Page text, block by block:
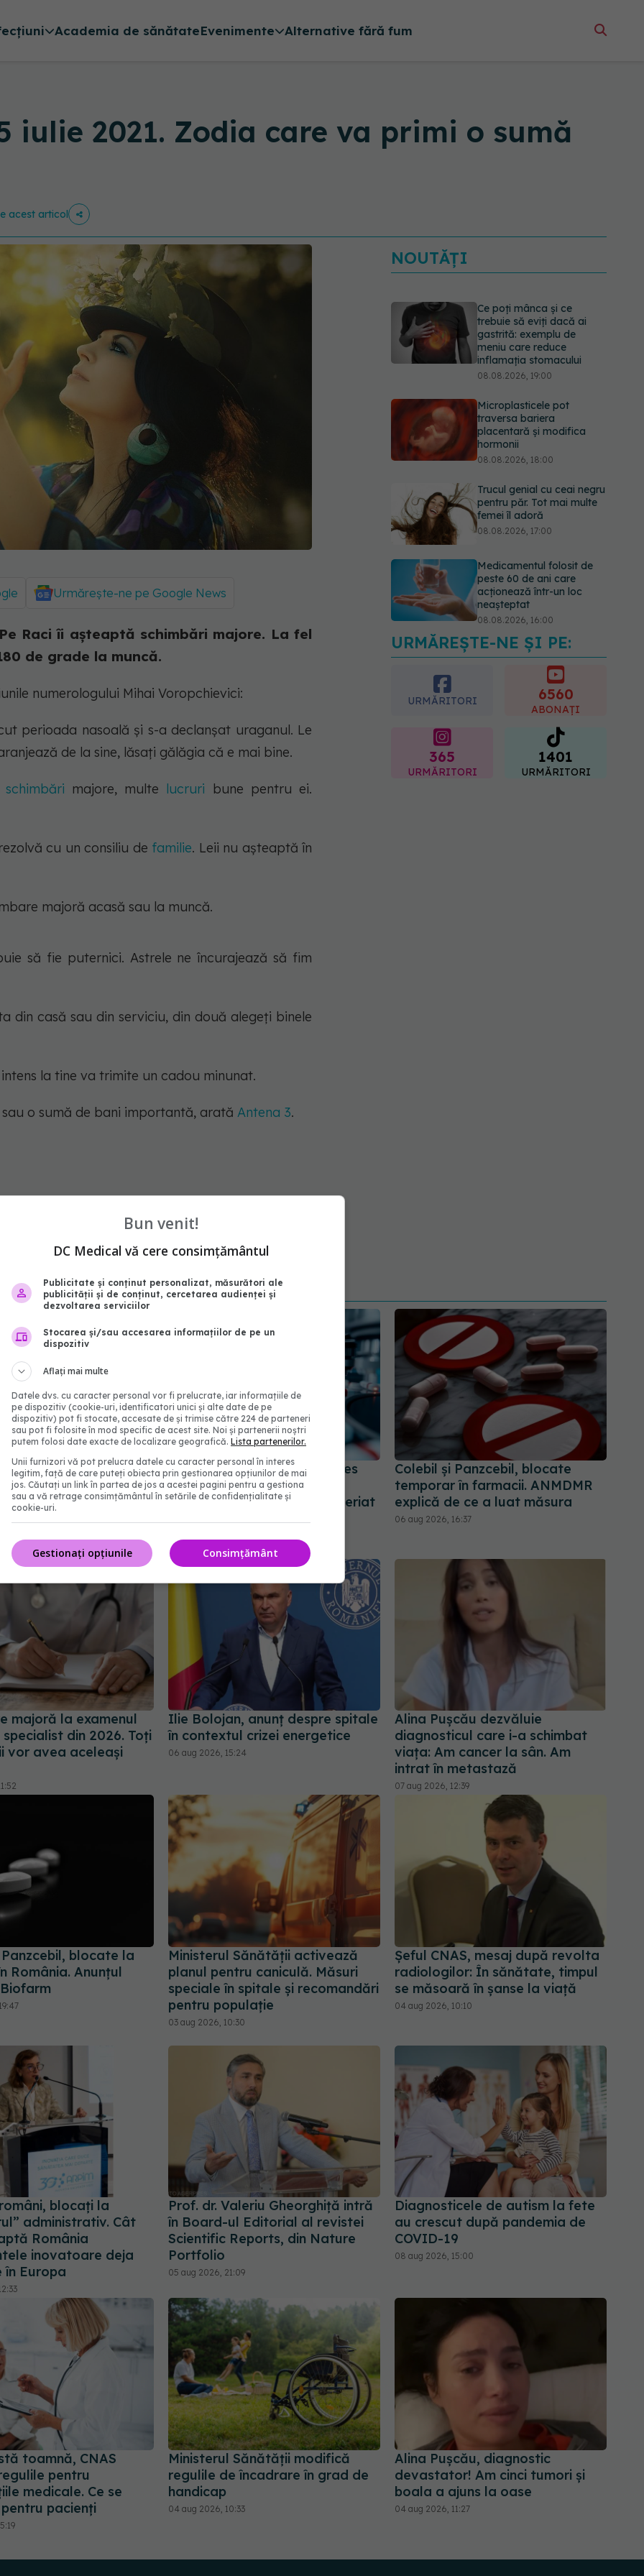
Academia de sănătateEvenimente Alternative fără fum
iulie 2021. Zodia care va primi o sumă
acest articol
Urmărește-ne pe Google News
Raci îi așteaptă schimbări majore. La fel
de grade la muncă.
numerologului Mihai Voropchievici:
perioada nasoală și s-a declanșat uraganul. Le
de la sine, lăsați gălăgia că e mai bine.
schimbări majore, multe lucruri
bune pentru ei.
cu un consiliu de familie. Leii nu așteaptă în
majoră acasă sau la muncă.
să fie puternici. Astrele ne încurajează să fim
din casă sau din serviciu, din două alegeți binele
la tine va trimite un cadou minunat.
o sumă de bani importantă, arată Antena 3.
NOUTĂȚI
Ce poți mânca și ce
trebuie să eviți dacă ai
gastrită: exemplu de
meniu care reduce
inflamația stomacului
08.08.2026, 19:00
Microplasticele pot
traversa bariera
placentară și modifica
hormonii
08.08.2026, 18:00
Trucul genial cu ceai negru
pentru păr. Tot mai multe
femei îl adoră
08.08.2026, 17:00
Medicamentul folosit de
peste 60 de ani care
acționează într-un loc
neașteptat
08.08.2026, 16:00
Transpirații nocturne:
semnul ignorat care poate
ascunde probleme
serioase de sănătate
08.08.2026, 20:00
URMĂREȘTE-NE ȘI PE:
URMĂRITORI 6560
ABONAȚI
365
URMĂRITORI
1401
URMĂRITORI
un sprijin de
lei. Cine poate depune
17 august
Pacienții ar putea avea acces
mai rapid la tratamente.
UNIFARM anunță un parteneriat
important
Colebil și Panzcebil, blocate
temporar în farmacii. ANMDMR
explică de ce a luat măsura
06 aug 2026, 16:37
majoră la examenul
din 2026. Toți
vor avea aceleași
Ilie Bolojan, anunț despre spitale
în contextul crizei energetice
06 aug 2026, 15:24
Alina Pușcău dezvăluie
diagnosticul care i-a schimbat
viața: Am cancer la sân. Am
intrat în metastază
07 aug 2026, 12:39
blocate la
România. Anunțul
Ministerul Sănătății activează
planul pentru caniculă. Măsuri
speciale în spitale și recomandări
pentru populație
03 aug 2026, 10:30
Șeful CNAS, mesaj după revolta
radiologilor: În sănătate, timpul
se măsoară în șanse la viață
04 aug 2026, 10:10
blocați la
administrativ. Cât
România
inovatoare deja
Europa
Prof. dr. Valeriu Gheorghiță intră
în Board-ul Editorial al revistei
Scientific Reports, din Nature
Portfolio
05 aug 2026, 21:09
Diagnosticele de autism la fete
au crescut după pandemia de
COVID-19
08 aug 2026, 15:00
toamnă, CNAS
pentru
medicale. Ce se
pacienți
Ministerul Sănătății modifică
regulile de încadrare în grad de
handicap
04 aug 2026, 10:33
Alina Pușcău, diagnostic
devastator! Am cinci tumori și
boala a ajuns la oase
04 aug 2026, 11:27
Bun venit!
DC Medical vă cere consimțământul
Publicitate și conținut personalizat, măsurători ale
publicității și de conținut, cercetarea audienței și
dezvoltarea serviciilor
Stocarea și/sau accesarea informațiilor de pe un
dispozitiv
Aflați mai multe
Datele dvs. cu caracter personal vor fi prelucrate, iar informațiile de
pe dispozitiv (cookie-uri, identificatori unici și alte date de pe
dispozitiv) pot fi stocate, accesate de și trimise către 224 de parteneri
sau pot fi folosite în mod specific de acest site. Noi și partenerii noștri
putem folosi date exacte de localizare geografică. Lista partenerilor.
Unii furnizori vă pot prelucra datele cu caracter personal în interes
legitim, față de care puteți obiecta prin gestionarea opțiunilor de mai
jos. Căutați un link în partea de jos a acestei pagini pentru a gestiona
sau a vă retrage consimțământul în setările de confidențialitate și
cookie-uri.
Consimțământ
Gestionați opțiunile